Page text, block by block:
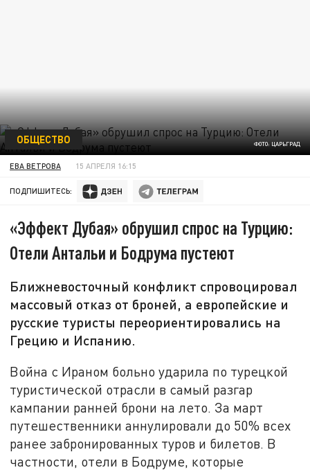
ФОТО: ЦАРЬГРАД
ОБЩЕСТВО
ЕВА ВЕТРОВА 15 АПРЕЛЯ 16:15
ПОДПИШИТЕСЬ:
«Эффект Дубая» обрушил спрос на Турцию:
Отели Антальи и Бодрума пустеют
Ближневосточный конфликт спровоцировал
массовый отказ от броней, а европейские и
русские туристы переориентировались на
Грецию и Испанию.
Война с Ираном больно ударила по турецкой
туристической отрасли в самый разгар
кампании ранней брони на лето. За март
путешественники аннулировали до 50% всех
ранее забронированных туров и билетов. В
частности, отели в Бодруме, которые